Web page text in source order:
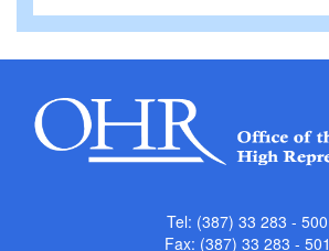
Tel: (387) 33 283 - 500
Fax: (387) 33 283 - 501